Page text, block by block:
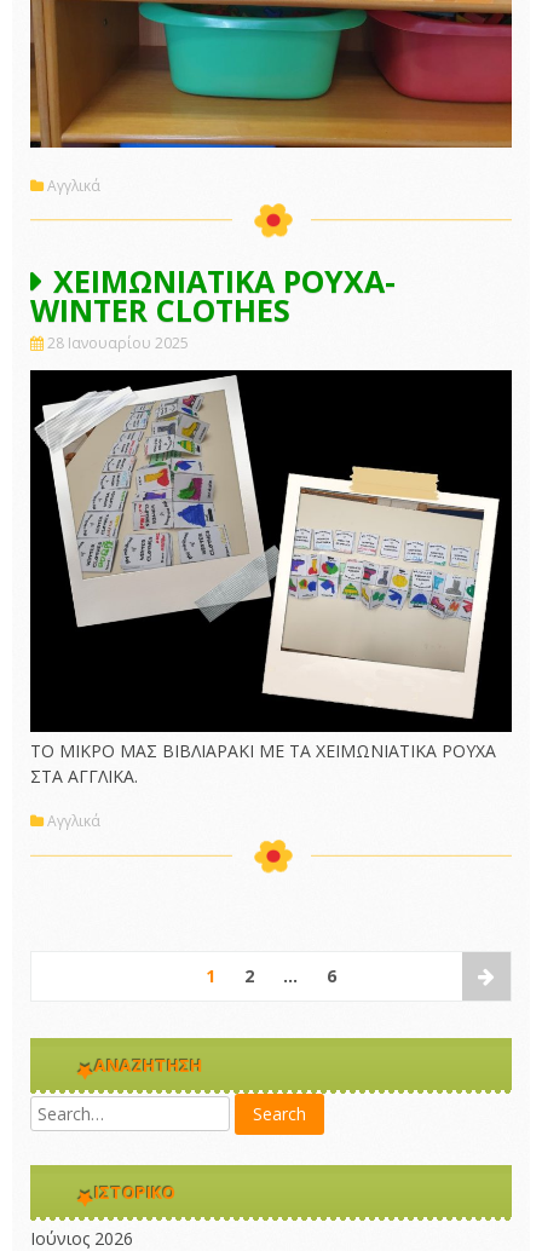
Αγγλικά
ΧΕΙΜΩΝΙΑΤΙΚΑ ΡΟΥΧΑ-
WINTER CLOTHES
28 Ιανουαρίου 2025
TO MΙΚΡΟ ΜΑΣ ΒΙΒΛΙΑΡΑΚΙ ΜΕ ΤΑ ΧΕΙΜΩΝΙΑΤΙΚΑ ΡΟΥΧΑ
ΣΤΑ ΑΓΓΛΙΚΑ.
Αγγλικά
1 2 … 6
ΑΝΑΖΉΤΗΣΗ
ΙΣΤΟΡΙΚΌ
Ιούνιος 2026